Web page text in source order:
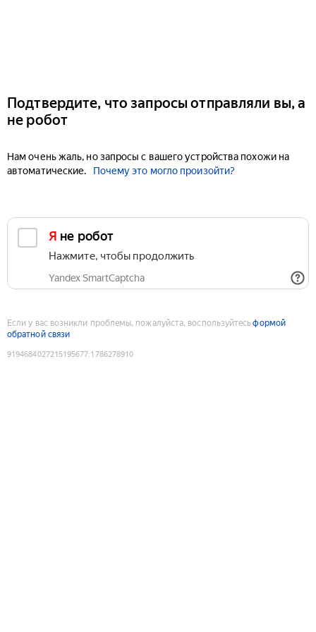
Подтвердите, что запросы отправляли вы, а
не робот
Нам очень жаль, но запросы с вашего устройства похожи на
автоматические.
Почему это могло произойти?
Я не робот
Нажмите, чтобы продолжить
Yandex SmartCaptcha
Если у вас возникли проблемы, пожалуйста, воспользуйтесьформой
обратной связи
9194684027215195677:1786278910